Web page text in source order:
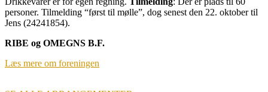
personer. Tilmelding “først til mølle”, dog senest den 22. oktober til
Jens (24241854).
RIBE og OMEGNS B.F.
Læs mere om foreningen